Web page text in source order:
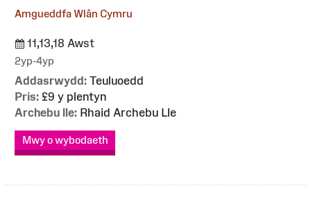
Amgueddfa Wlân Cymru
11,13,18 Awst
2yp-4yp
Addasrwydd: Teuluoedd
Pris: £9 y plentyn
Archebu lle: Rhaid Archebu Lle
Mwy o wybodaeth